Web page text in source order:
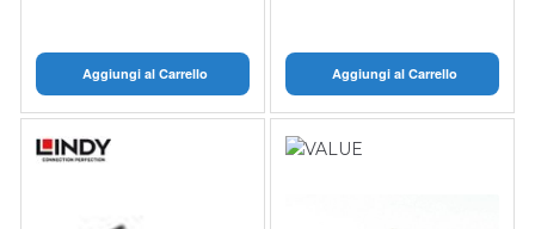
Aggiungi al Carrello Aggiungi al Carrello